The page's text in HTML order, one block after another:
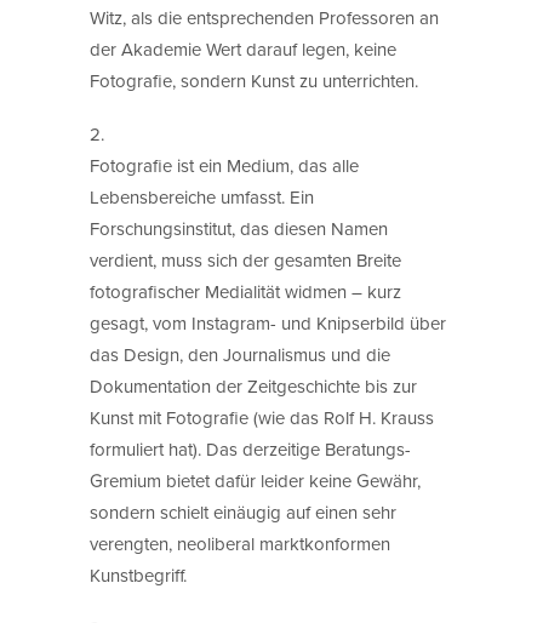
Witz, als die entsprechenden Professoren an
der Akademie Wert darauf legen, keine
Fotografie, sondern Kunst zu unterrichten.
2.
Fotografie ist ein Medium, das alle
Lebensbereiche umfasst. Ein
Forschungsinstitut, das diesen Namen
verdient, muss sich der gesamten Breite
fotografischer Medialität widmen – kurz
gesagt, vom Instagram- und Knipserbild über
das Design, den Journalismus und die
Dokumentation der Zeitgeschichte bis zur
Kunst mit Fotografie (wie das Rolf H. Krauss
formuliert hat). Das derzeitige Beratungs-
Gremium bietet dafür leider keine Gewähr,
sondern schielt einäugig auf einen sehr
verengten, neoliberal marktkonformen
Kunstbegriff.